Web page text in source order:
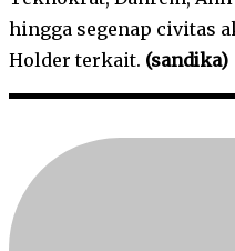
hingga segenap civitas
Holder terkait. (sandika)